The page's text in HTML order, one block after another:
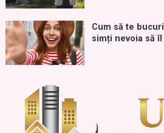
Cum să te
simți nevoia să